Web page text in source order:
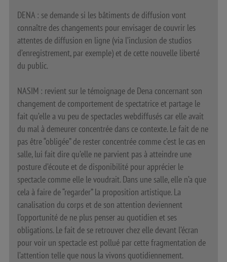
DENA : se demande si les bâtiments de diffusion vont
connaître des changements pour envisager de couvrir les
attentes de diffusion en ligne (via l’inclusion de studios
d’enregistrement, par exemple) et de cette nouvelle liberté
du public.
NASIM : revient sur le témoignage de Dena concernant son
changement de comportement de spectatrice et partage le
fait qu’elle a vu peu de spectacles webdiffusés car elle avait
du mal à demeurer concentrée dans ce contexte. Le fait de ne
pas être “obligée” de rester concentrée comme c’est le cas en
salle, lui fait dire qu’elle ne parvient pas à atteindre une
posture d’écoute et de disponibilité pour apprécier le
spectacle comme elle le voudrait. Dans une salle, elle n’a que
cela à faire de “regarder” la proposition artistique. La
canalisation du corps et de son attention deviennent
l’opportunité de ne plus penser au quotidien et ses
obligations. Le fait de se retrouver chez elle devant l’écran
pour voir un spectacle est pollué par cette fragmentation de
l’attention telle que nous la vivons quotidiennement.